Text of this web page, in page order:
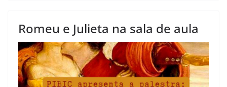
Romeu e Julieta na sala de aula